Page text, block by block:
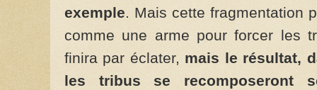
exemple. Mais cette fragmentation
comme une arme pour forcer les
finira par éclater, mais le résultat,
les tribus se recomposeront